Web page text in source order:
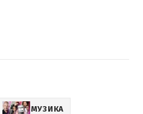
МУЗИКА